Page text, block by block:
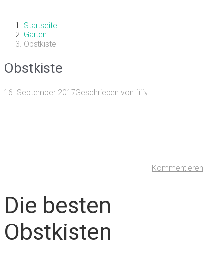
Startseite
Garten
Obstkiste
Obstkiste
16. September 2017Geschrieben von fiify
Kommentieren
Die besten
Obstkisten